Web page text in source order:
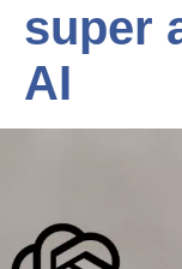
super
AI